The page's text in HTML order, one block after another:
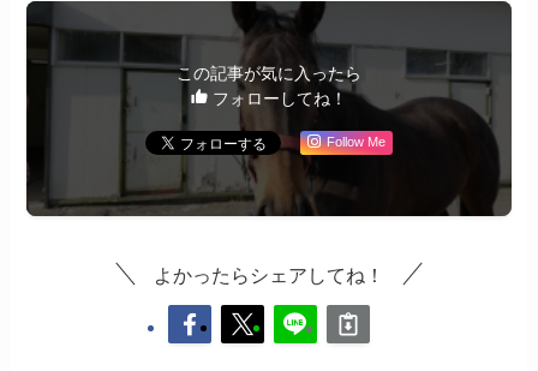
この記事が気に入ったら
フォローしてね！
Follow Me
よかったらシェアしてね！